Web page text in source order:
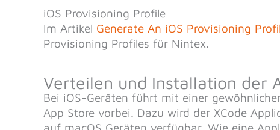
iOS Provisioning Profile
Im Artikel Generate An iOS Provisioning
Provisioning Profiles für Nintex.
Verteilen und Installation der
Bei iOS-Geräten führt mit einer
App Store vorbei. Dazu wird der XCode